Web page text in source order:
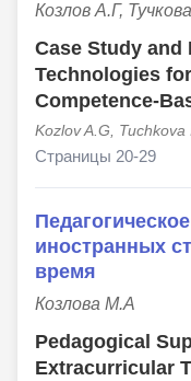
Козлов А.Г,
Case Study and
Technologies
Competence-
Kozlov A.G, Tuchkova
Страницы 20-29
иностранных
время
Козлова М.А
Pedagogical
Extracurricular